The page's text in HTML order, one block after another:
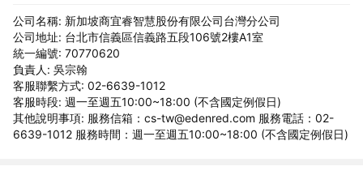
公司名稱: 新加坡商宜睿智慧股份有限公司台灣分公司
公司地址: 台北市信義區信義路五段106號2樓A1室
統一編號: 70770620
負責人: 吳宗翰
客服聯繫方式: 02-6639-1012
客服時段: 週一至週五10:00~18:00 (不含國定例假日)
其他說明事項: 服務信箱：cs-tw@edenred.com 服務電話：02-
6639-1012 服務時間：週一至週五10:00~18:00 (不含國定例假日)